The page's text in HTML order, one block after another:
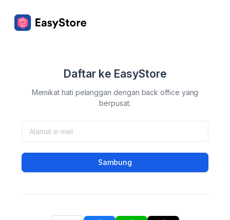
Daftar ke EasyStore
Memikat hati pelanggan dengan back office yang
berpusat.
Sambung